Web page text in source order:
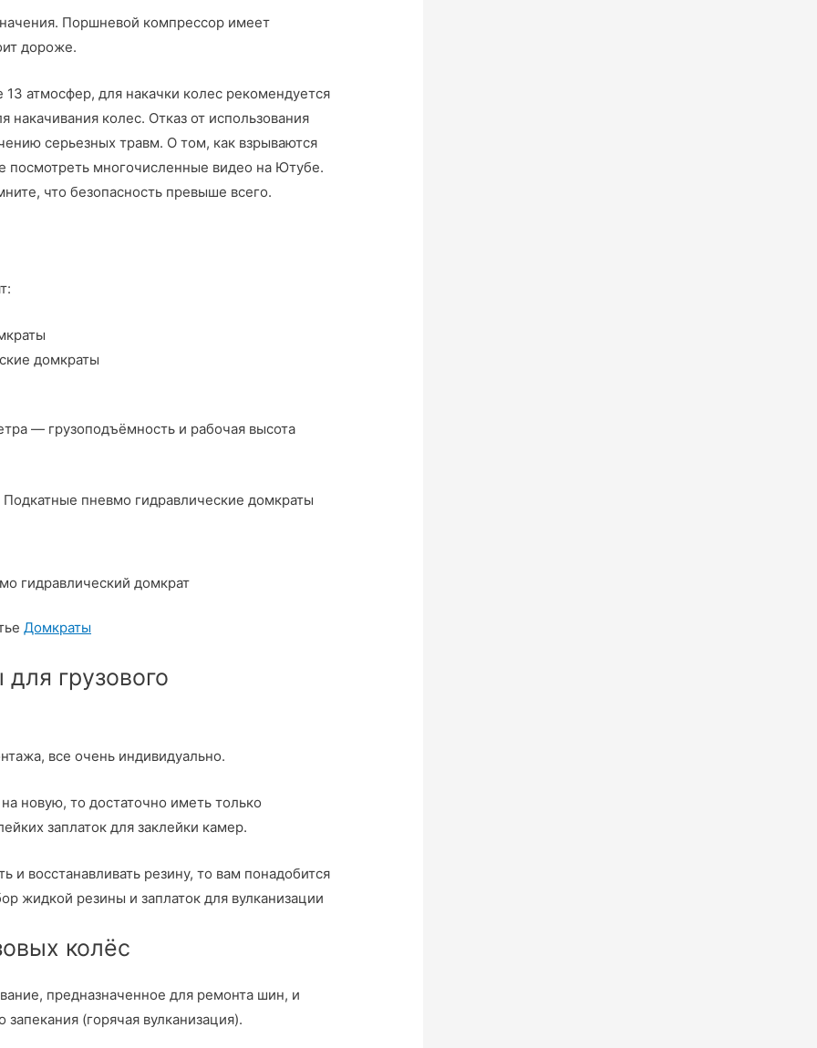
Поршневой компрессор имеет
дороже.
атмосфер, для накачки колес рекомендуется
накачивания колес. Отказ от использования
серьезных травм. О том, как взрываются
посмотреть многочисленные видео на Ютубе.
что безопасность превыше всего.
домкраты
— грузоподъёмность и рабочая высота
пневмо гидравлические домкраты
гидравлический домкрат
Домкраты
грузового
все очень индивидуально.
новую, то достаточно иметь только
заплаток для заклейки камер.
и восстанавливать резину, то вам понадобится
жидкой резины и заплаток для вулканизации
колёс
предназначенное для ремонта шин, и
(горячая вулканизация).